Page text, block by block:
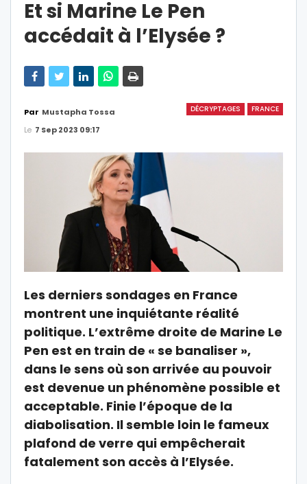
Et si Marine Le Pen
accédait à l’Elysée ?
DÉCRYPTAGES FRANCE
Par Mustapha Tossa
Le 7 Sep 2023 09:17
Les derniers sondages en France
montrent une inquiétante réalité
politique. L’extrême droite de Marine Le
Pen est en train de « se banaliser »,
dans le sens où son arrivée au pouvoir
est devenue un phénomène possible et
acceptable. Finie l’époque de la
diabolisation. Il semble loin le fameux
plafond de verre qui empêcherait
fatalement son accès à l’Elysée.